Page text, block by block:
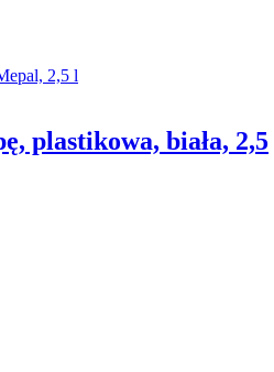
plastikowa, biała, 2,5